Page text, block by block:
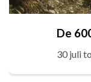
De
30 juli